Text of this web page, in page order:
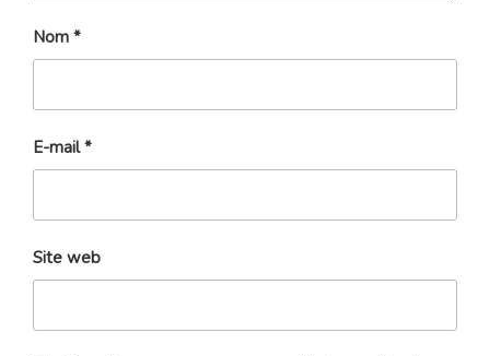
Nom *
E-mail*
Site web